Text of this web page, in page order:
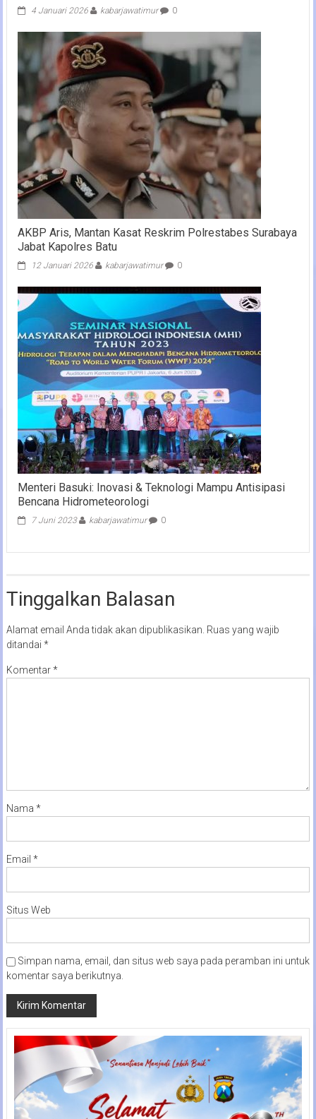
4 Januari 2026 kabarjawatimur 0
AKBP Aris, Mantan Kasat Reskrim Polrestabes Surabaya
Jabat Kapolres Batu
12 Januari 2026 kabarjawatimur 0
Menteri Basuki: Inovasi & Teknologi Mampu Antisipasi
Bencana Hidrometeorologi
7 Juni 2023 kabarjawatimur 0
Tinggalkan Balasan
Alamat email Anda tidak akan dipublikasikan. Ruas yang wajib
ditandai *
Komentar*
Nama *
Email *
Situs Web
Simpan nama, email, dan situs web saya pada peramban ini untuk
komentar saya berikutnya.